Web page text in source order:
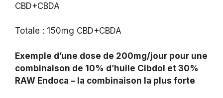
CBD+CBDA
Totale : 150mg CBD+CBDA
Exemple d’une dose de 200mg/jour pour une
combinaison de 10% d’huile Cibdol et 30%
RAW Endoca – la combinaison la plus forte